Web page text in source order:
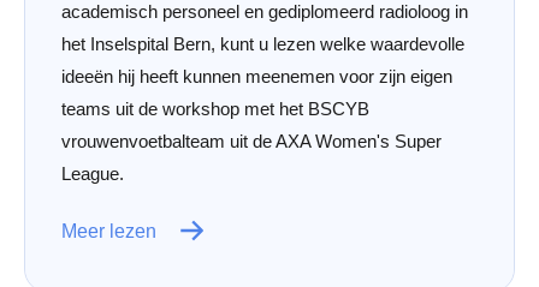
academisch personeel en gediplomeerd radioloog in
het Inselspital Bern, kunt u lezen welke waardevolle
ideeën hij heeft kunnen meenemen voor zijn eigen
teams uit de workshop met het BSCYB
vrouwenvoetbalteam uit de AXA Women's Super
League.
Meer lezen